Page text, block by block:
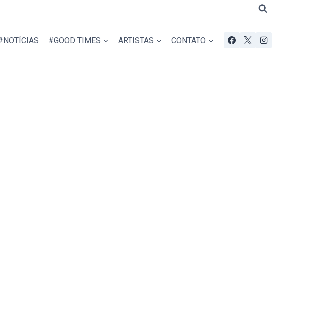
#GOOD TIMES ARTISTAS CONTATO